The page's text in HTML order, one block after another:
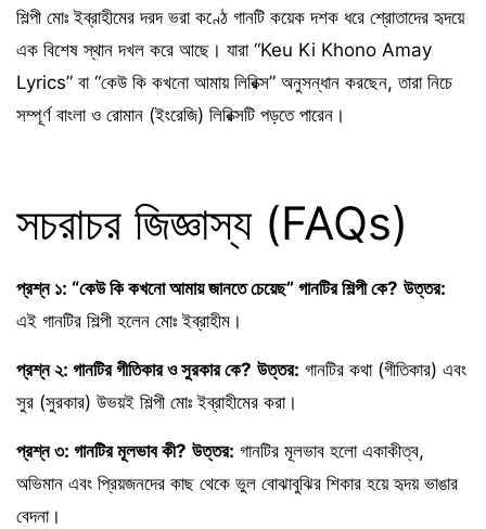
শিল্পী মোঃ ইব্রাহীমের দরদ ভরা কণ্ঠে গানটি কয়েক দশক ধরে শ্রোতাদের হৃদয়ে
এক বিশেষ স্থান দখল করে আছে। যারা “Keu Ki Khono Amay
Lyrics” বা “কেউ কি কখনো আমায় লিরিক্স” অনুসন্ধান করছেন, তারা নিচে
সম্পূর্ণ বাংলা ও রোমান (ইংরেজি) লিরিক্সটি পড়তে পারেন।
সচরাচর জিজ্ঞাস্য (FAQs)
প্রশ্ন ১: “কেউ কি কখনো আমায় জানতে চেয়েছ” গানটির শিল্পী কে? উত্তর:
এই গানটির শিল্পী হলেন মোঃ ইব্রাহীম।
প্রশ্ন ২: গানটির গীতিকার ও সুরকার কে? উত্তর: গানটির কথা (গীতিকার) এবং
সুর (সুরকার) উভয়ই শিল্পী মোঃ ইব্রাহীমের করা।
প্রশ্ন ৩: গানটির মূলভাব কী? উত্তর: গানটির মূলভাব হলো একাকীত্ব,
অভিমান এবং প্রিয়জনদের কাছ থেকে ভুল বোঝাবুঝির শিকার হয়ে হৃদয় ভাঙার
বেদনা।